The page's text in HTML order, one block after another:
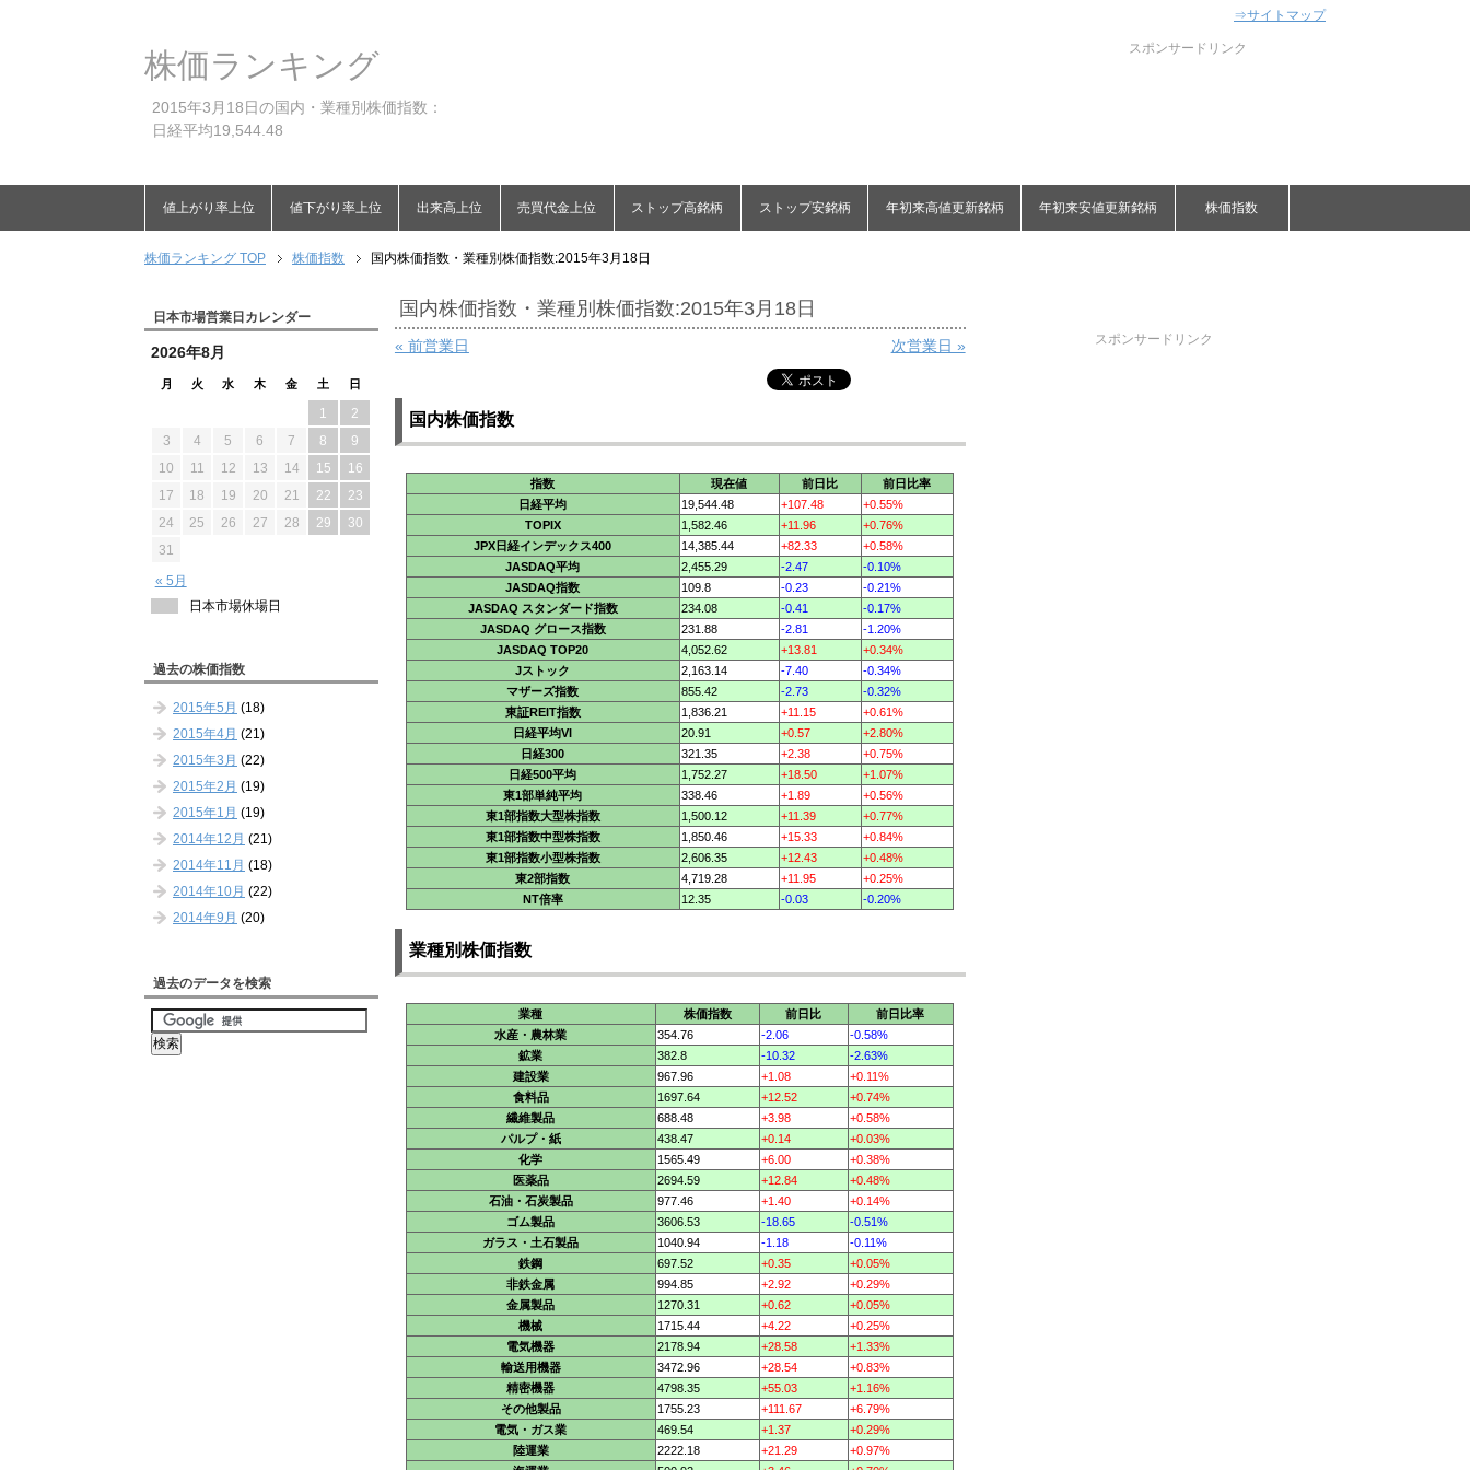
株価ランキング
2015年3月18日の国内・業種別株価指数：
日経平均19,544.48
スポンサードリンク
値上がり率上位 値下がり率上位 出来高上位 売買代金上位 ストップ高銘柄 ストップ安銘柄 年初来高値更新銘柄 年初来安値更新銘柄 株価指数
株価ランキング TOP 株価指数 国内株価指数・業種別株価指数:2015年3月18日
国内株価指数・業種別株価指数:2015年3月18日
« 前営業日 次営業日 »
国内株価指数
指数 現在値 前日比
前日比率
日経平均
19,544.48 +107.48
+0.55%
TOPIX
1,582.46 +11.96
+0.76%
JPX日経インデックス400
14,385.44 +82.33
+0.58%
JASDAQ平均
2,455.29 -2.47
-0.10%
JASDAQ指数
109.8 -0.23
-0.21%
JASDAQ スタンダード指数
234.08 -0.41
-0.17%
JASDAQ グロース指数
231.88 -2.81
-1.20%
JASDAQ TOP20
4,052.62 +13.81
+0.34%
Jストック
2,163.14 -7.40
-0.34%
マザーズ指数
855.42 -2.73
-0.32%
東証REIT指数
1,836.21 +11.15
+0.61%
日経平均VI
20.91 +0.57
+2.80%
日経300
321.35 +2.38
+0.75%
日経500平均
1,752.27 +18.50
+1.07%
東1部単純平均
338.46 +1.89
+0.56%
東1部指数大型株指数
1,500.12 +11.39
+0.77%
東1部指数中型株指数
1,850.46 +15.33
+0.84%
東1部指数小型株指数
2,606.35 +12.43
+0.48%
東2部指数
4,719.28 +11.95
+0.25%
NT倍率
12.35 -0.03 -0.20%
業種別株価指数
業種 株価指数 前日比
前日比率
水産・農林業
354.76 -2.06
-0.58%
鉱業
382.8 -10.32
-2.63%
建設業
967.96 +1.08
+0.11%
食料品
1697.64 +12.52
+0.74%
繊維製品
688.48 +3.98
+0.58%
パルプ・紙
438.47 +0.14
+0.03%
化学
1565.49 +6.00
+0.38%
医薬品
2694.59 +12.84
+0.48%
石油・石炭製品
977.46 +1.40
+0.14%
ゴム製品
3606.53 -18.65
-0.51%
ガラス・土石製品
1040.94 -1.18
-0.11%
鉄鋼
697.52 +0.35
+0.05%
非鉄金属
994.85 +2.92
+0.29%
金属製品
1270.31 +0.62
+0.05%
機械
1715.44 +4.22
+0.25%
電気機器
2178.94 +28.58
+1.33%
輸送用機器
3472.96 +28.54
+0.83%
精密機器
4798.35 +55.03
+1.16%
その他製品
1755.23 +111.67
+6.79%
電気・ガス業
469.54 +1.37
+0.29%
陸運業
2222.18 +21.29
+0.97%
日本市場営業日カレンダー
2026年8月
月 火 水 木 金 土 日
« 5月
1
2
3
4 5 6 7 8
9
10
11 12 13 14 15
16
17
18 19 20 21 22
23
24
25 26 27 28 29
30
31
日本市場休場日
過去の株価指数
2015年5月 (18)
2015年4月 (21)
2015年3月 (22)
2015年2月 (19)
2015年1月 (19)
2014年12月 (21)
2014年11月 (18)
2014年10月 (22)
2014年9月 (20)
過去のデータを検索
スポンサードリンク
⇒サイトマップ